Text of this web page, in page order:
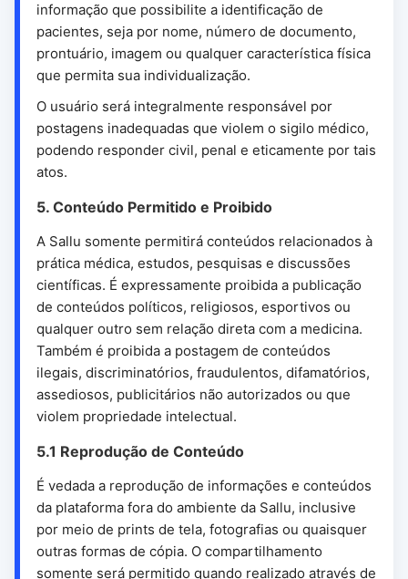
informação que possibilite a identificação de
pacientes, seja por nome, número de documento,
prontuário, imagem ou qualquer característica física
que permita sua individualização.
O usuário será integralmente responsável por
postagens inadequadas que violem o sigilo médico,
podendo responder civil, penal e eticamente por tais
atos.
5. Conteúdo Permitido e Proibido
A Sallu somente permitirá conteúdos relacionados à
prática médica, estudos, pesquisas e discussões
científicas. É expressamente proibida a publicação
de conteúdos políticos, religiosos, esportivos ou
qualquer outro sem relação direta com a medicina.
Também é proibida a postagem de conteúdos
ilegais, discriminatórios, fraudulentos, difamatórios,
assediosos, publicitários não autorizados ou que
violem propriedade intelectual.
5.1 Reprodução de Conteúdo
É vedada a reprodução de informações e conteúdos
da plataforma fora do ambiente da Sallu, inclusive
por meio de prints de tela, fotografias ou quaisquer
outras formas de cópia. O compartilhamento
somente será permitido quando realizado através de